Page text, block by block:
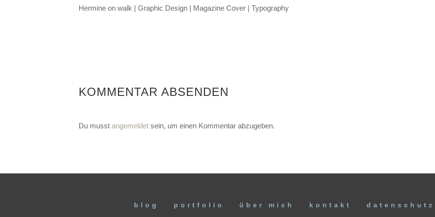
Hermine on walk | Graphic Design | Magazine Cover | Typography
KOMMENTAR ABSENDEN
Du musst angemeldet sein, um einen Kommentar abzugeben.
blog portfolio über mich kontakt datenschutz